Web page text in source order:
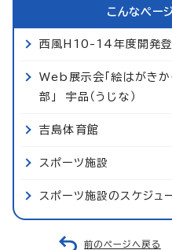
こんなペー
西風H10-14年度開発
Web展示会「絵はがき
部」 宇品（うじな）
吉島体育館
スポーツ施設
スポーツ施設のスケジュ
前のページへ戻る